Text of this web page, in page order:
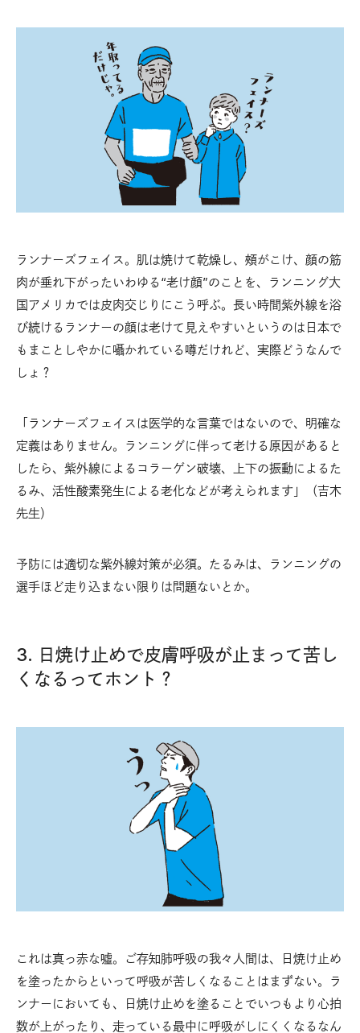
ランナーズフェイス。肌は焼けて乾燥し、頰がこけ、顔の筋
肉が垂れ下がったいわゆる“老け顔”のことを、ランニング大
国アメリカでは皮肉交じりにこう呼ぶ。長い時間紫外線を浴
び続けるランナーの顔は老けて見えやすいというのは日本で
もまことしやかに囁かれている噂だけれど、実際どうなんで
しょ？
「ランナーズフェイスは医学的な言葉ではないので、明確な
定義はありません。ランニングに伴って老ける原因があると
したら、紫外線によるコラーゲン破壊、上下の振動によるた
るみ、活性酸素発生による老化などが考えられます」（吉木
先生）
予防には適切な紫外線対策が必須。たるみは、ランニングの
選手ほど走り込まない限りは問題ないとか。
3. 日焼け止めで皮膚呼吸が止まって苦し
くなるってホント？
これは真っ赤な噓。ご存知肺呼吸の我々人間は、日焼け止め
を塗ったからといって呼吸が苦しくなることはまずない。ラ
ンナーにおいても、日焼け止めを塗ることでいつもより心拍
数が上がったり、走っている最中に呼吸がしにくくなるなん